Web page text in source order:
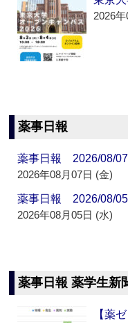
2026
薬事日報
薬事日報 2026/08/07
2026年08月07日 (金)
薬事日報 2026/08/05
2026年08月05日 (水)
薬事日報 薬学生新
【薬